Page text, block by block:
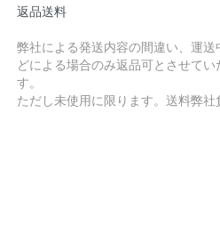
返品送料
弊社による発送内容の間違い、運送
どによる場合のみ返品可とさせてい
す。
ただし未使用に限ります。送料弊社